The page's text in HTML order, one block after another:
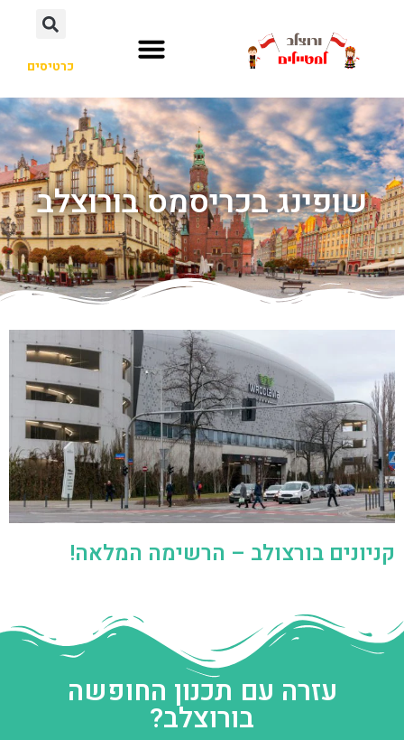
כרטיסים
שופינג בכריסמס בורוצלב
קניונים בורצולב – הרשימה המלאה!
עזרה עם תכנון החופשה
בורוצלב?